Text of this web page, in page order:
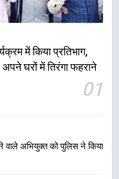
में किया प्रतिभाग,
घरों में तिरंगा फहराने
01
अभियुक्त को पुलिस ने किया
विभाग प्रदेशभर में